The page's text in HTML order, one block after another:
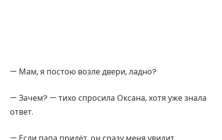
— Мам, я постою возле двери, ладно?
— Зачем? — тихо спросила Оксана, хотя уже знала
ответ.